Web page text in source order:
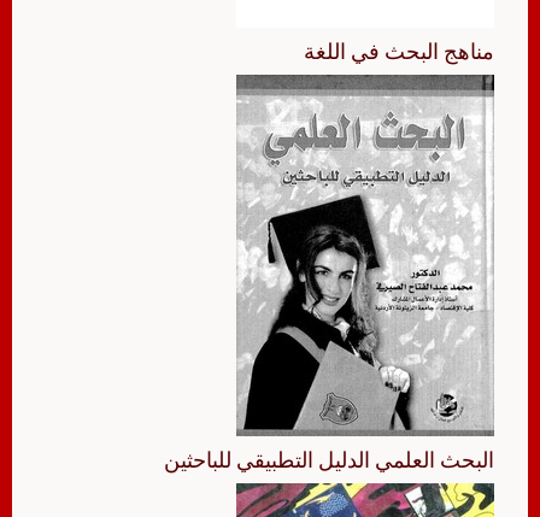
مناهج البحث في اللغة
البحث العلمي الدليل التطبيقي للباحثين